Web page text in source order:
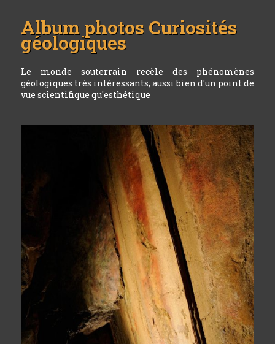
Album photos Curiosités
géologiques
Le monde souterrain recèle des phénomènes
géologiques très intéressants, aussi bien d'un point de
vue scientifique qu'esthétique